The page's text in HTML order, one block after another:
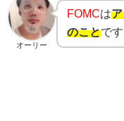
オーリー
FOMCは
のことです